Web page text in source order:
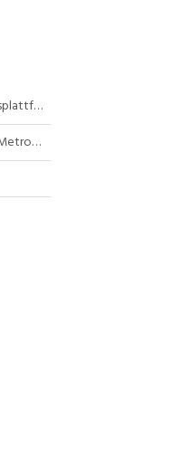
Informations- und Kommunikationsplattform "Aktion Fläche"
Leitprojekt Innenentwicklung der Metropolregion Hamburg